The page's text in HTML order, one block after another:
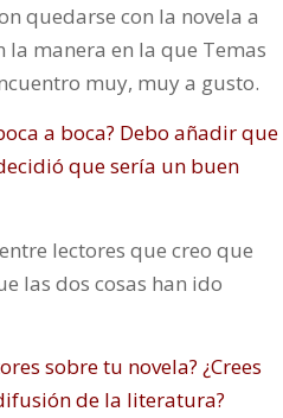
quedarse con la novela a
la manera en la que Temas
muy, muy a gusto.
a boca? Debo añadir que
que sería un buen
lectores que creo que
las dos cosas han ido
sobre tu novela? ¿Crees
de la literatura?